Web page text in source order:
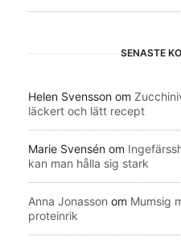
SENASTE
Helen Svensson om
läckert och lätt recept
Marie Svensén om
kan man hålla sig stark
Anna Jonasson om Mumsig
proteinrik